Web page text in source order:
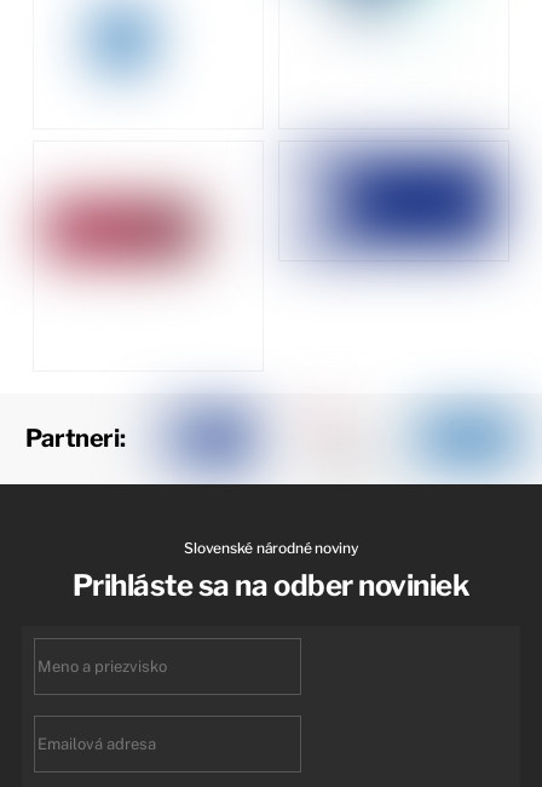
Partneri:
Slovenské národné noviny
Prihláste sa na odber noviniek